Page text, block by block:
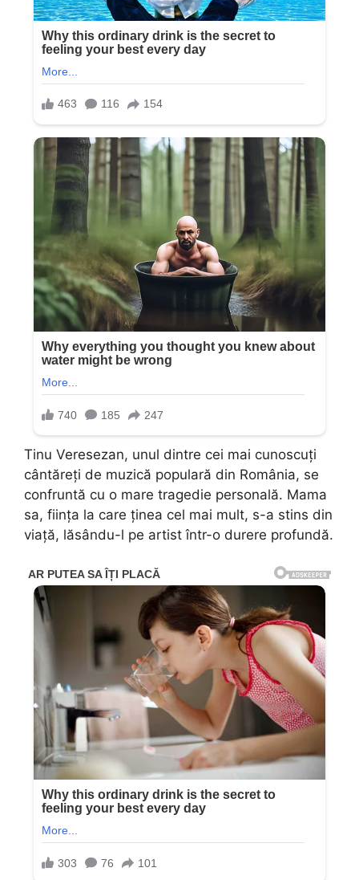
Tinu Veresezan, unul dintre cei mai cunoscuți
cântăreți de muzică populară din România, se
confruntă cu o mare tragedie personală. Mama
sa, ființa la care ținea cel mai mult, s-a stins din
viață, lăsându-l pe artist într-o durere profundă.